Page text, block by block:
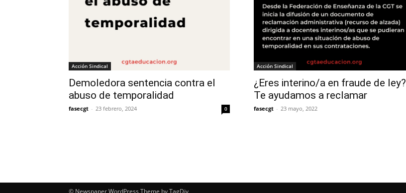
Acción Sindical
Demoledora sentencia contra el
abuso de temporalidad
fasecgt - 23 febrero, 2024 0
Acción Sindical
¿Eres interino/a en fraude de ley?
Te ayudamos a reclamar
fasecgt - 23 mayo, 2022
© Newspaper WordPress Theme by TagDiv